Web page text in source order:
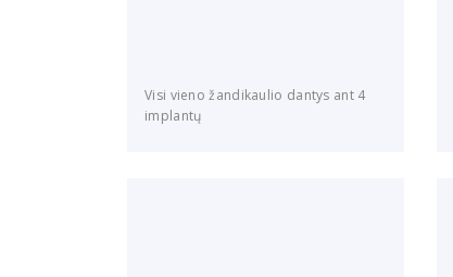
Visi vieno žandikaulio dantys ant 4
implantų